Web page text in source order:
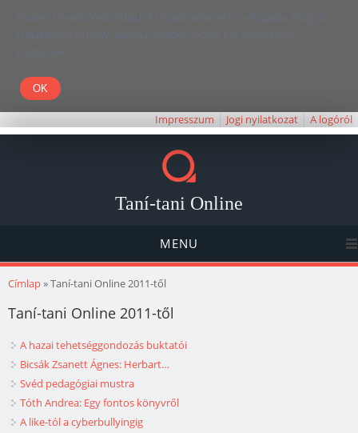
Kedves Olvasó! Weboldalunk böngészésével Ön elfogadja, hogy a
felhasználói élmény javítása céljából cookie-kat használunk.
Köszönjük!
Impresszum Jogi nyilatkozat A logóról
Taní-tani Online
MENU
Jelenlegi hely
Címlap» Taní-tani Online 2011-től
Taní-tani Online 2011-től
A hazai tehetséggondozás buktatói
Bicsák Zsanett Ágnes: Herbart…
Svéd pedagógiai mustra
Tóth Andrea: Egy fontos könyvről
A like-tól a cyberbullyingig